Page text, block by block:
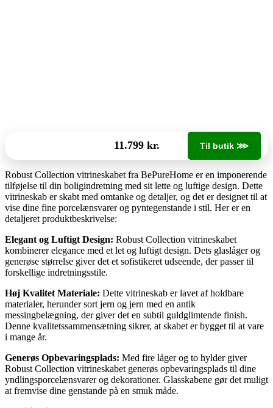
11.799 kr. Til butik ⋙
Robust Collection vitrineskabet fra BePureHome er en imponerende
tilføjelse til din boligindretning med sit lette og luftige design. Dette
vitrineskab er skabt med omtanke og detaljer, og det er designet til at
vise dine fine porcelænsvarer og pyntegenstande i stil. Her er en
detaljeret produktbeskrivelse:
Elegant og Luftigt Design: Robust Collection vitrineskabet
kombinerer elegance med et let og luftigt design. Dets glaslåger og
generøse størrelse giver det et sofistikeret udseende, der passer til
forskellige indretningsstile.
Høj Kvalitet Materiale: Dette vitrineskab er lavet af holdbare
materialer, herunder sort jern og jern med en antik
messingbelægning, der giver det en subtil guldglimtende finish.
Denne kvalitetssammensætning sikrer, at skabet er bygget til at vare
i mange år.
Generøs Opbevaringsplads: Med fire låger og to hylder giver
Robust Collection vitrineskabet generøs opbevaringsplads til dine
yndlingsporcelænsvarer og dekorationer. Glasskabene gør det muligt
at fremvise dine genstande på en smuk måde.